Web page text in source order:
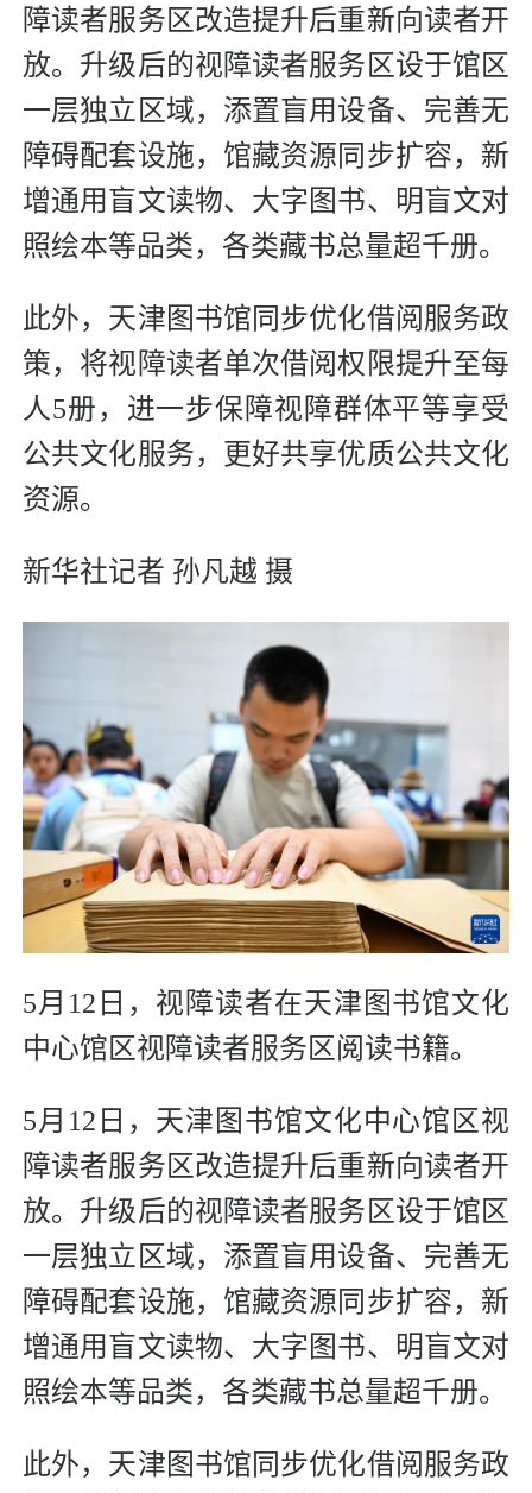
障读者服务区改造提升后重新向读者开
放。升级后的视障读者服务区设于馆区
一层独立区域，添置盲用设备、完善无
障碍配套设施，馆藏资源同步扩容，新
增通用盲文读物、大字图书、明盲文对
照绘本等品类，各类藏书总量超千册。
此外，天津图书馆同步优化借阅服务政
策，将视障读者单次借阅权限提升至每
人5册，进一步保障视障群体平等享受
公共文化服务，更好共享优质公共文化
资源。
新华社记者 孙凡越 摄
5月12日，视障读者在天津图书馆文化
中心馆区视障读者服务区阅读书籍。
5月12日，天津图书馆文化中心馆区视
障读者服务区改造提升后重新向读者开
放。升级后的视障读者服务区设于馆区
一层独立区域，添置盲用设备、完善无
障碍配套设施，馆藏资源同步扩容，新
增通用盲文读物、大字图书、明盲文对
照绘本等品类，各类藏书总量超千册。
此外，天津图书馆同步优化借阅服务政